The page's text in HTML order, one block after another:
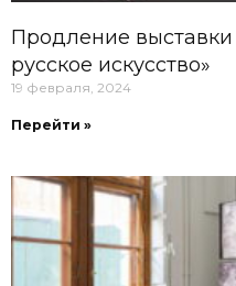
Продление
русское искусство»
19 февраля, 2024
Перейти »